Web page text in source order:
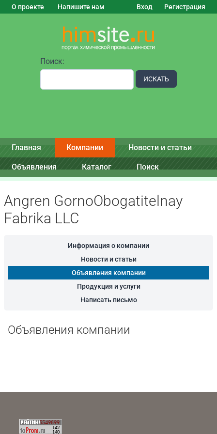
О проекте Напишите нам Вход Регистрация
Поиск:
ИСКАТЬ
Главная Компании Новости и статьи
Объявления Каталог Поиск
Angren GornoObogatitelnay
Fabrika LLC
Информация о компании
Новости и статьи
Объявления компании
Продукция и услуги
Написать письмо
Объявления компании